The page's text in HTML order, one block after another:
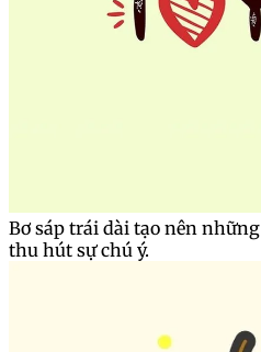
Bơ sáp trái dài tạo nên
thu hút sự chú ý.